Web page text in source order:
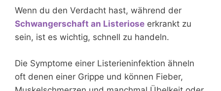
Wenn du den Verdacht hast, während der
Schwangerschaft an Listeriose erkrankt zu
sein, ist es wichtig, schnell zu handeln.
Die Symptome einer Listerieninfektion ähneln
oft denen einer Grippe und können Fieber,